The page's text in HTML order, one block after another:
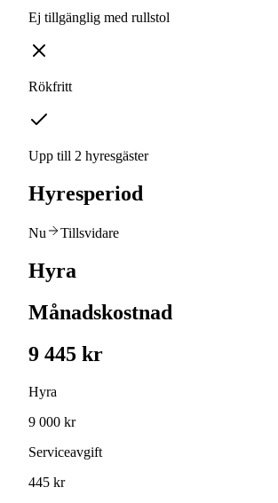
Ej tillgänglig med rullstol
Rökfritt
Upp till 2 hyresgäster
Hyresperiod
Nu Tillsvidare
Hyra
Månadskostnad
9 445 kr
Hyra
9 000 kr
Serviceavgift
445 kr